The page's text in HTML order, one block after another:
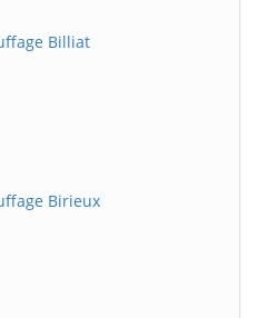
Billiat
Birieux